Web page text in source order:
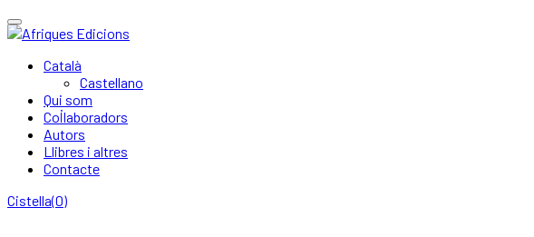
Skip
toToggle
navigation
Català
Castellano
Qui som
Col·laboradors
Autors
Llibres i altres
Contacte
Cistella(0)